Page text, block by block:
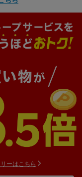
ーはこちら